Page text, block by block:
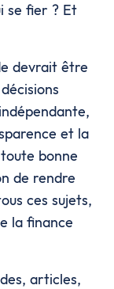
se fier ? Et
devrait être
et la
bonne
de rendre
ces sujets,
la finance
articles,